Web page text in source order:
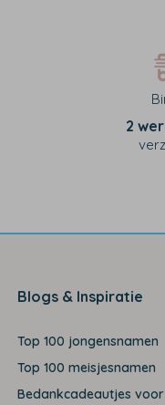
2
Blogs & Inspiratie
Top 100 jongensnamen
Top 100 meisjesnamen
Bedankcadeautjes